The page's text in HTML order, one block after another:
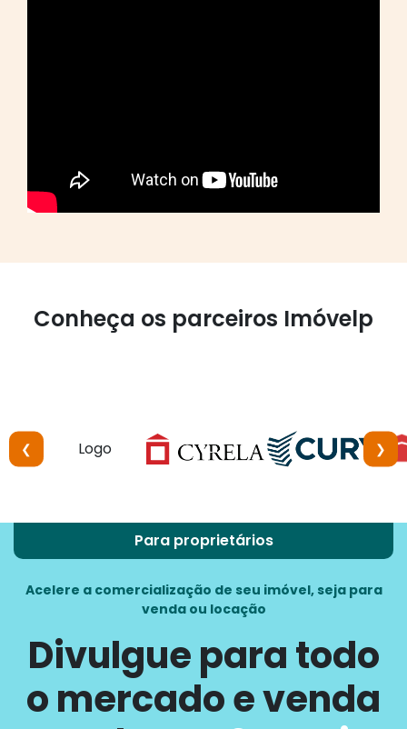
Conheça os parceiros Imóvelp
❮ ❯
Para proprietários
Acelere a comercialização de seu imóvel, seja para
venda ou locação
Divulgue para todo
o mercado e venda